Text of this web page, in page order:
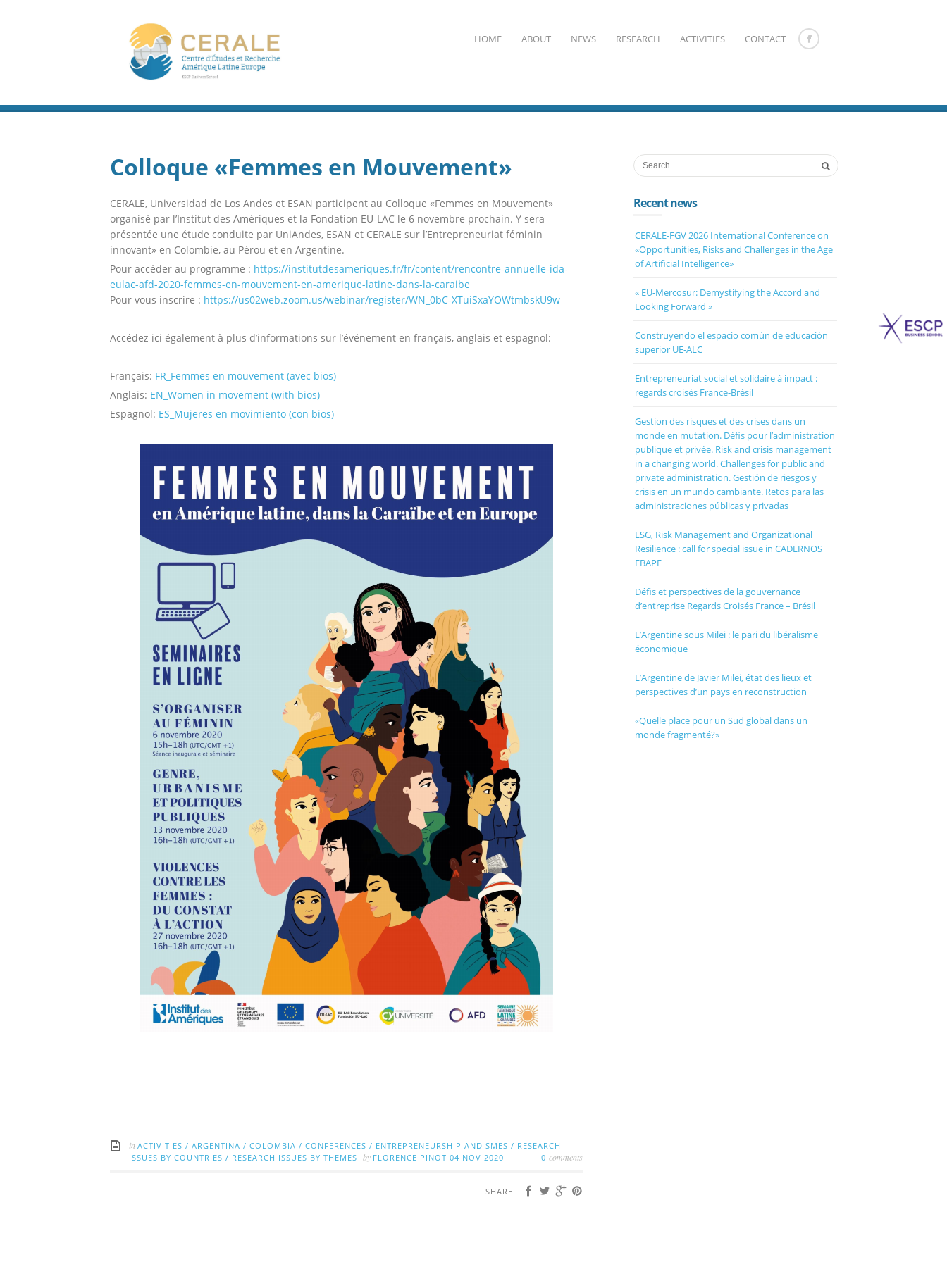
HOME ABOUT NEWS RESEARCH ACTIVITIES CONTACT
Colloque «Femmes en Mouvement»
CERALE, Universidad de Los Andes et ESAN participent au Colloque «Femmes en Mouvement»
organisé par l’Institut des Amériques et la Fondation EU-LAC le 6 novembre prochain. Y sera
présentée une étude conduite par UniAndes, ESAN et CERALE sur l’Entrepreneuriat féminin
innovant» en Colombie, au Pérou et en Argentine.
Pour accéder au programme : https://institutdesameriques.fr/fr/content/rencontre-annuelle-ida-
eulac-afd-2020-femmes-en-mouvement-en-amerique-latine-dans-la-caraibe
Pour vous inscrire : https://us02web.zoom.us/webinar/register/WN_0bC-XTuiSxaYOWtmbskU9w
Accédez ici également à plus d’informations sur l’événement en français, anglais et espagnol:
Français: FR_Femmes en mouvement (avec bios)
Anglais: EN_Women in movement (with bios)
Espagnol: ES_Mujeres en movimiento (con bios)
in ACTIVITIES / ARGENTINA / COLOMBIA / CONFERENCES / ENTREPRENEURSHIP AND SMES / RESEARCH
ISSUES BY COUNTRIES / RESEARCH ISSUES BY THEMES by FLORENCE PINOT 04 NOV 2020 0 comments
SHARE
Recent news
CERALE-FGV 2026 International Conference on
«Opportunities, Risks and Challenges in the Age
of Artificial Intelligence»
« EU-Mercosur: Demystifying the Accord and
Looking Forward »
Construyendo el espacio común de educación
superior UE-ALC
Entrepreneuriat social et solidaire à impact :
regards croisés France-Brésil
Gestion des risques et des crises dans un
monde en mutation. Défis pour l’administration
publique et privée. Risk and crisis management
in a changing world. Challenges for public and
private administration. Gestión de riesgos y
crisis en un mundo cambiante. Retos para las
administraciones públicas y privadas
ESG, Risk Management and Organizational
Resilience : call for special issue in CADERNOS
EBAPE
Défis et perspectives de la gouvernance
d’entreprise Regards Croisés France – Brésil
L’Argentine sous Milei : le pari du libéralisme
économique
L’Argentine de Javier Milei, état des lieux et
perspectives d’un pays en reconstruction
«Quelle place pour un Sud global dans un
monde fragmenté?»